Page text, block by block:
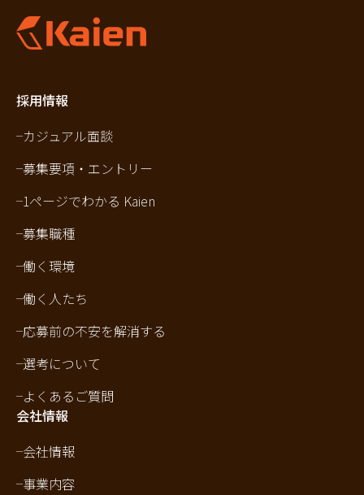
採用情報
カジュアル面談
募集要項・エントリー
1ページでわかる Kaien
募集職種
働く環境
働く人たち
応募前の不安を解消する
選考について
よくあるご質問
会社情報
会社情報
事業内容